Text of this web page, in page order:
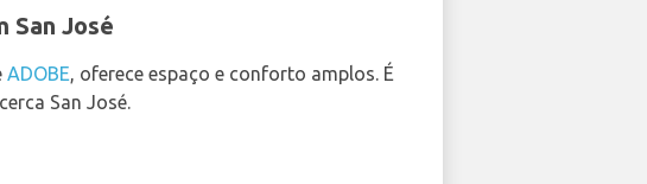
San José
ADOBE, oferece espaço e conforto amplos. É
San José.